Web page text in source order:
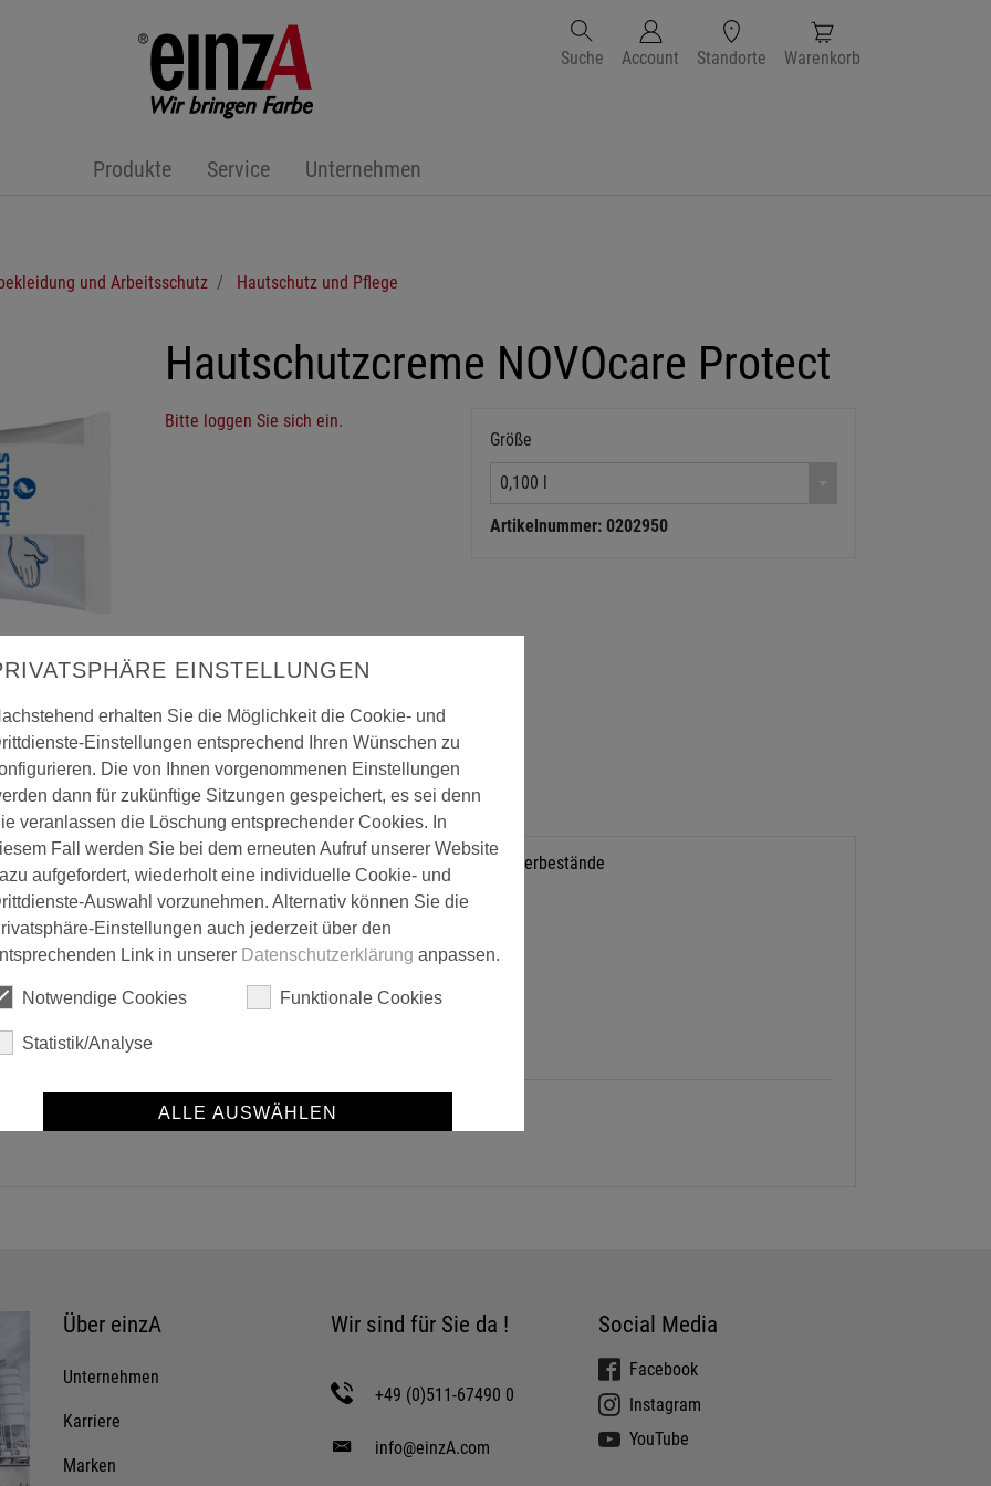
Produkte Service Unternehmen
Suche Account Standorte Warenkorb
und Arbeitsschutz Hautschutz und Pflege
Hautschutzcreme NOVOcare Protect
Bitte loggen Sie sich ein.
Größe
0,100 l
Artikelnummer: 0202950
Lagerbestände
NOVOcare Protect
in 350 ml und 100 ml Tuben
Über einzA
Unternehmen
Karriere
Marken
Wir sind für Sie da !
+49 (0)511-67490 0
info@einzA.com
Social Media
Facebook
Instagram
YouTube
EINSTELLUNGEN
erhalten Sie die Möglichkeit die Cookie- und
Einstellungen entsprechend Ihren Wünschen zu
Die von Ihnen vorgenommenen Einstellungen
dann für zukünftige Sitzungen gespeichert, es sei denn
veranlassen die Löschung entsprechender Cookies. In
Fall werden Sie bei dem erneuten Aufruf unserer Website
aufgefordert, wiederholt eine individuelle Cookie- und
Auswahl vorzunehmen. Alternativ können Sie die
Einstellungen auch jederzeit über den
Link in unserer Datenschutzerklärung anpassen.
Notwendige Cookies Funktionale Cookies
Statistik/Analyse
ALLE AUSWÄHLEN